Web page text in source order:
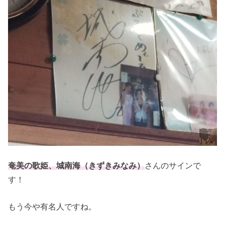
奄美の歌姫、城南海（きずきみなみ）さんのサインで
す！
もう今や有名人ですね。